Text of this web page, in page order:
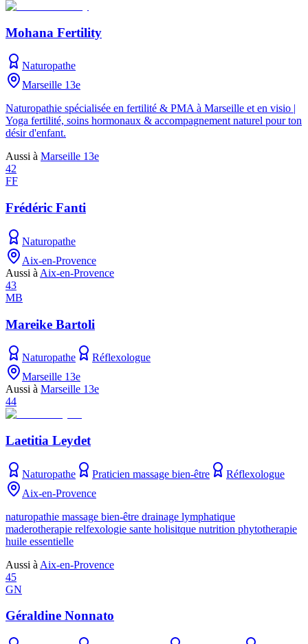
Mohana Fertility
Naturopathe
Marseille 13e
Naturopathie spécialisée en fertilité & PMA à Marseille et en visio |
Yoga fertilité, soins hormonaux & accompagnement naturel pour ton
désir d'enfant.
Aussi à Marseille 13e
42
FF
Frédéric Fanti
Naturopathe
Aix-en-Provence
Aussi à Aix-en-Provence
43
MB
Mareike Bartoli
Naturopathe
Réflexologue
Marseille 13e
Aussi à Marseille 13e
44
Laetitia Leydet
Naturopathe Praticien massage bien-être
Réflexologue
Aix-en-Provence
naturopathie massage bien-être drainage lymphatique
maderotherapie relfexologie sante holisitque nutrition phytotherapie
huile essentielle
Aussi à Aix-en-Provence
45
GN
Géraldine Nonnato